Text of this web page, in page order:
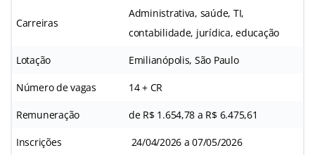
Carreiras
Administrativa, saúde, TI,
contabilidade, jurídica, educação
Lotação Emilianópolis, São Paulo
Número de vagas 14 + CR
Remuneração de R$ 1.654,78 a R$ 6.475,61
Inscrições 24/04/2026 a 07/05/2026